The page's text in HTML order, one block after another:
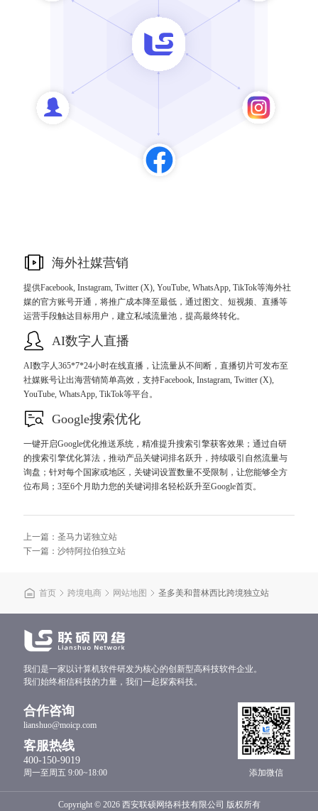
海外社媒营销
提供Facebook, Instagram, Twitter (X), YouTube, WhatsApp, TikTok等海外社
媒的官方账号开通，将推广成本降至最低，通过图文、短视频、直播等
运营手段触达目标用户，建立私域流量池，提高最终转化。
AI数字人直播
AI数字人365*7*24小时在线直播，让流量从不间断，直播切片可发布至
社媒账号让出海营销简单高效，支持Facebook, Instagram, Twitter (X),
YouTube, WhatsApp, TikTok等平台。
Google搜索优化
一键开启Google优化推送系统，精准提升搜索引擎获客效果；通过自研
的搜索引擎优化算法，推动产品关键词排名跃升，持续吸引自然流量与
询盘；针对每个国家或地区，关键词设置数量不受限制，让您能够全方
位布局；3至6个月助力您的关键词排名轻松跃升至Google首页。
上一篇：圣马力诺独立站
下一篇：沙特阿拉伯独立站
首页 跨境电商 网站地图 圣多美和普林西比跨境独立站
我们是一家以计算机软件研发为核心的创新型高科技软件企业。
我们始终相信科技的力量，我们一起探索科技。
合作咨询
lianshuo@moicp.com
客服热线
400-150-9019
周一至周五 9:00~18:00 添加微信
Copyright © 2026 西安联硕网络科技有限公司 版权所有